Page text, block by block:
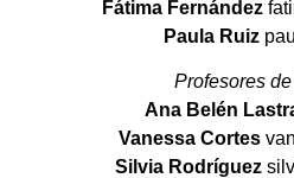
Fátima Fernández
Paula Ruiz
Profesores
Ana Belén
Vanessa Cortes
Silvia Rodríguez